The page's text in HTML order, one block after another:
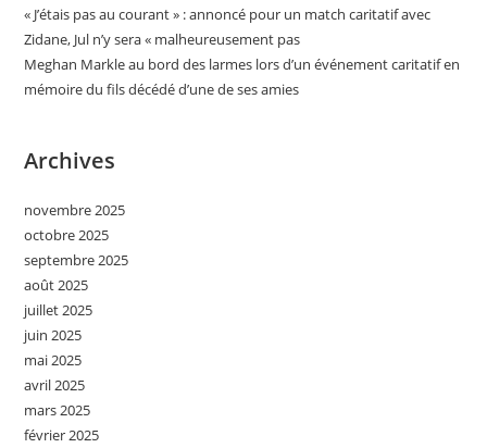
« J’étais pas au courant » : annoncé pour un match caritatif avec
Zidane, Jul n’y sera « malheureusement pas
Meghan Markle au bord des larmes lors d’un événement caritatif en
mémoire du fils décédé d’une de ses amies
Archives
novembre 2025
octobre 2025
septembre 2025
août 2025
juillet 2025
juin 2025
mai 2025
avril 2025
mars 2025
février 2025